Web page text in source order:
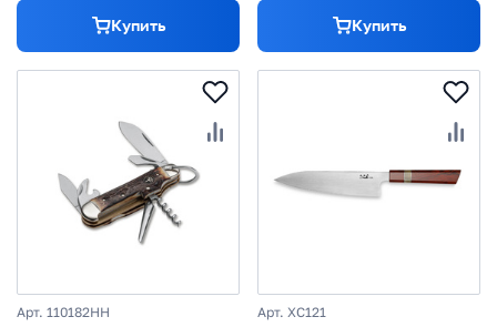
Купить Купить
Арт. 110182HH Арт. XC121